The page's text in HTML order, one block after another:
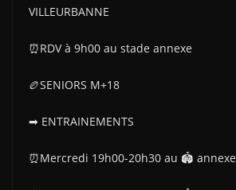
VILLEURBANNE
⏰RDV à 9h00 au stade annexe
🏉SENIORS M+18
➡ ENTRAINEMENTS
⏰Mercredi 19h00-20h30 au 🏟 annexe